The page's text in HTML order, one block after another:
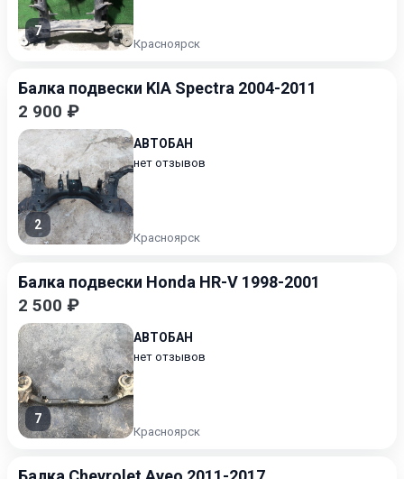
7
Красноярск
Балка подвески KIA Spectra 2004-2011
2 900 ₽
2
АВТОБАН
нет отзывов
Красноярск
Балка подвески Honda HR-V 1998-2001
2 500 ₽
7
АВТОБАН
нет отзывов
Красноярск